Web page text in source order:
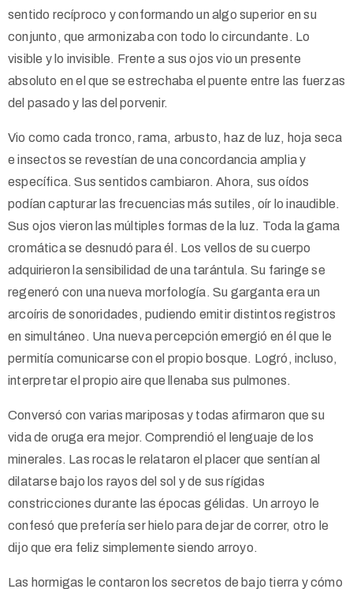
sentido recíproco y conformando un algo superior en su
conjunto, que armonizaba con todo lo circundante. Lo
visible y lo invisible. Frente a sus ojos vio un presente
absoluto en el que se estrechaba el puente entre las fuerzas
del pasado y las del porvenir.
Vio como cada tronco, rama, arbusto, haz de luz, hoja seca
e insectos se revestían de una concordancia amplia y
específica. Sus sentidos cambiaron. Ahora, sus oídos
podían capturar las frecuencias más sutiles, oír lo inaudible.
Sus ojos vieron las múltiples formas de la luz. Toda la gama
cromática se desnudó para él. Los vellos de su cuerpo
adquirieron la sensibilidad de una tarántula. Su faringe se
regeneró con una nueva morfología. Su garganta era un
arcoíris de sonoridades, pudiendo emitir distintos registros
en simultáneo. Una nueva percepción emergió en él que le
permitía comunicarse con el propio bosque. Logró, incluso,
interpretar el propio aire que llenaba sus pulmones.
Conversó con varias mariposas y todas afirmaron que su
vida de oruga era mejor. Comprendió el lenguaje de los
minerales. Las rocas le relataron el placer que sentían al
dilatarse bajo los rayos del sol y de sus rígidas
constricciones durante las épocas gélidas. Un arroyo le
confesó que prefería ser hielo para dejar de correr, otro le
dijo que era feliz simplemente siendo arroyo.
Las hormigas le contaron los secretos de bajo tierra y cómo